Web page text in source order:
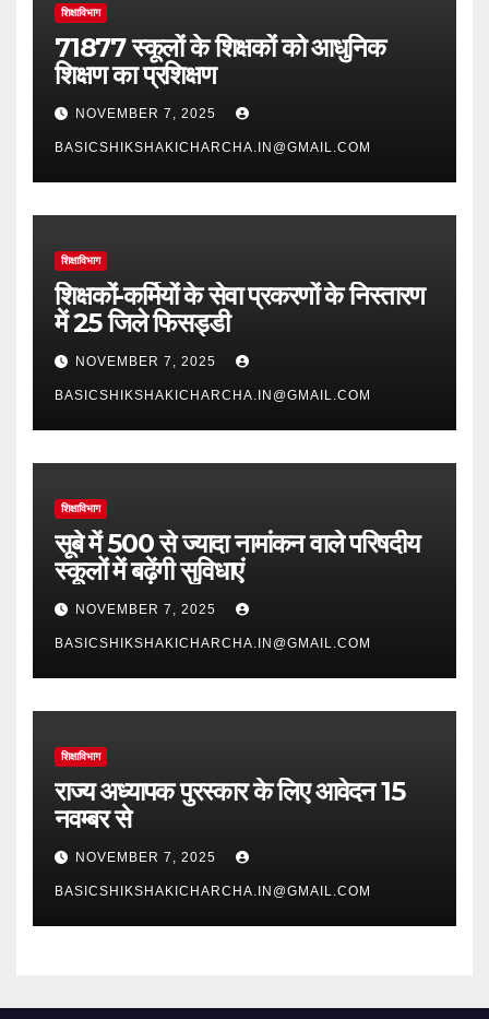
शिक्षाविभाग
71877 स्कूलों के शिक्षकों को आधुनिक
शिक्षण का प्रशिक्षण
NOVEMBER 7, 2025
BASICSHIKSHAKICHARCHA.IN@GMAIL.COM
शिक्षाविभाग
शिक्षकों-कर्मियों के सेवा प्रकरणों के निस्तारण
में 25 जिले फिसड्डी
NOVEMBER 7, 2025
BASICSHIKSHAKICHARCHA.IN@GMAIL.COM
शिक्षाविभाग
सूबे में 500 से ज्यादा नामांकन वाले परिषदीय
स्कूलों में बढ़ेंगी सुविधाएं
NOVEMBER 7, 2025
BASICSHIKSHAKICHARCHA.IN@GMAIL.COM
शिक्षाविभाग
राज्य अध्यापक पुरस्कार के लिए आवेदन 15
नवम्बर से
NOVEMBER 7, 2025
BASICSHIKSHAKICHARCHA.IN@GMAIL.COM